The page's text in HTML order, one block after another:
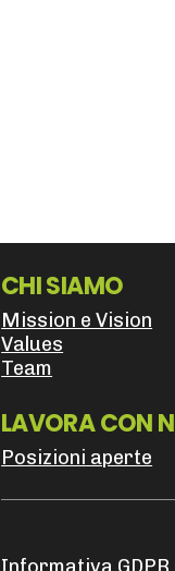
CHI SIAMO
Mission e Vision
Values
Team
LAVORA CON
Posizioni aperte